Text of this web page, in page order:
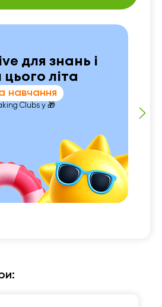
для знань і
літа
навчання
Clubs у 🎁